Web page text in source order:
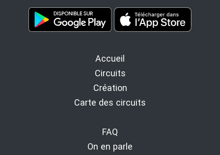
Accueil
Circuits
Création
Carte des circuits
FAQ
On en parle